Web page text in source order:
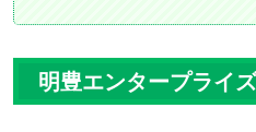
明豊エンタープライ